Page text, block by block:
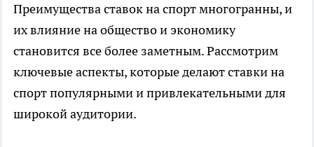
Преимущества ставок на спорт многогранны, и
их влияние на общество и экономику
становится все более заметным. Рассмотрим
ключевые аспекты, которые делают ставки на
спорт популярными и привлекательными для
широкой аудитории.